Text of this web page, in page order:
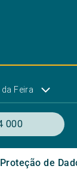
Feira
000
Proteção de